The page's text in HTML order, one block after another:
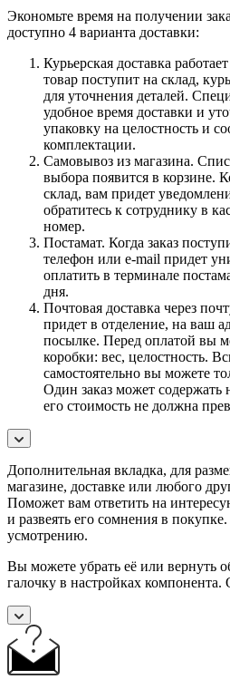
Экономьте время на получении
доступно 4 варианта доставки:
Курьерская доставка
товар поступит на склад,
для уточнения деталей.
удобное время доставки и
упаковку на целостность и
комплектации.
Самовывоз из магазина.
выбора появится в корзине.
склад, вам придет
обратитесь к сотруднику в
номер.
Постамат. Когда заказ
телефон или e-mail придет
оплатить в терминале
дня.
Почтовая доставка через
придет в отделение, на ваш
посылке. Перед оплатой вы
коробки: вес, целостность.
самостоятельно вы можете
Один заказ может содержать
его стоимость не должна
Дополнительная вкладка, для
магазине, доставке или любого
Поможет вам ответить на
и развеять его сомнения в
усмотрению.
Вы можете убрать её или вернуть
галочку в настройках компонента.